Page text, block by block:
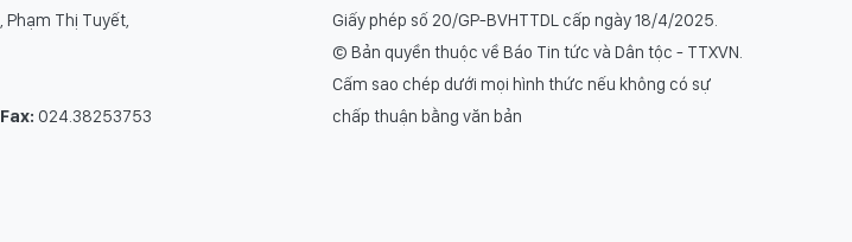
, Phạm Thị Tuyết,
Fax: 024.38253753
Giấy phép số 20/GP-BVHTTDL cấp ngày 18/4/2025.
© Bản quyền thuộc về Báo Tin tức và Dân tộc - TTXVN.
Cấm sao chép dưới mọi hình thức nếu không có sự
chấp thuận bằng văn bản